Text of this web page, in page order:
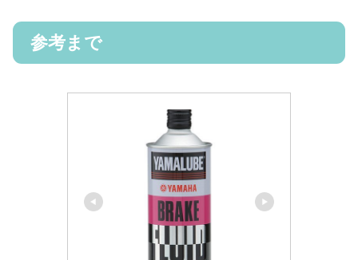
参考まで